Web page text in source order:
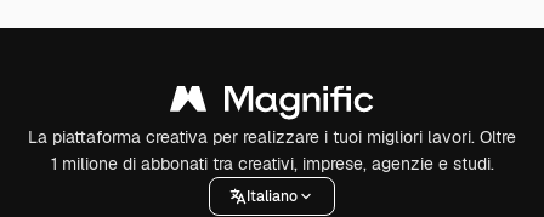
La piattaforma creativa per realizzare i tuoi migliori lavori. Oltre
1 milione di abbonati tra creativi, imprese, agenzie e studi.
Italiano